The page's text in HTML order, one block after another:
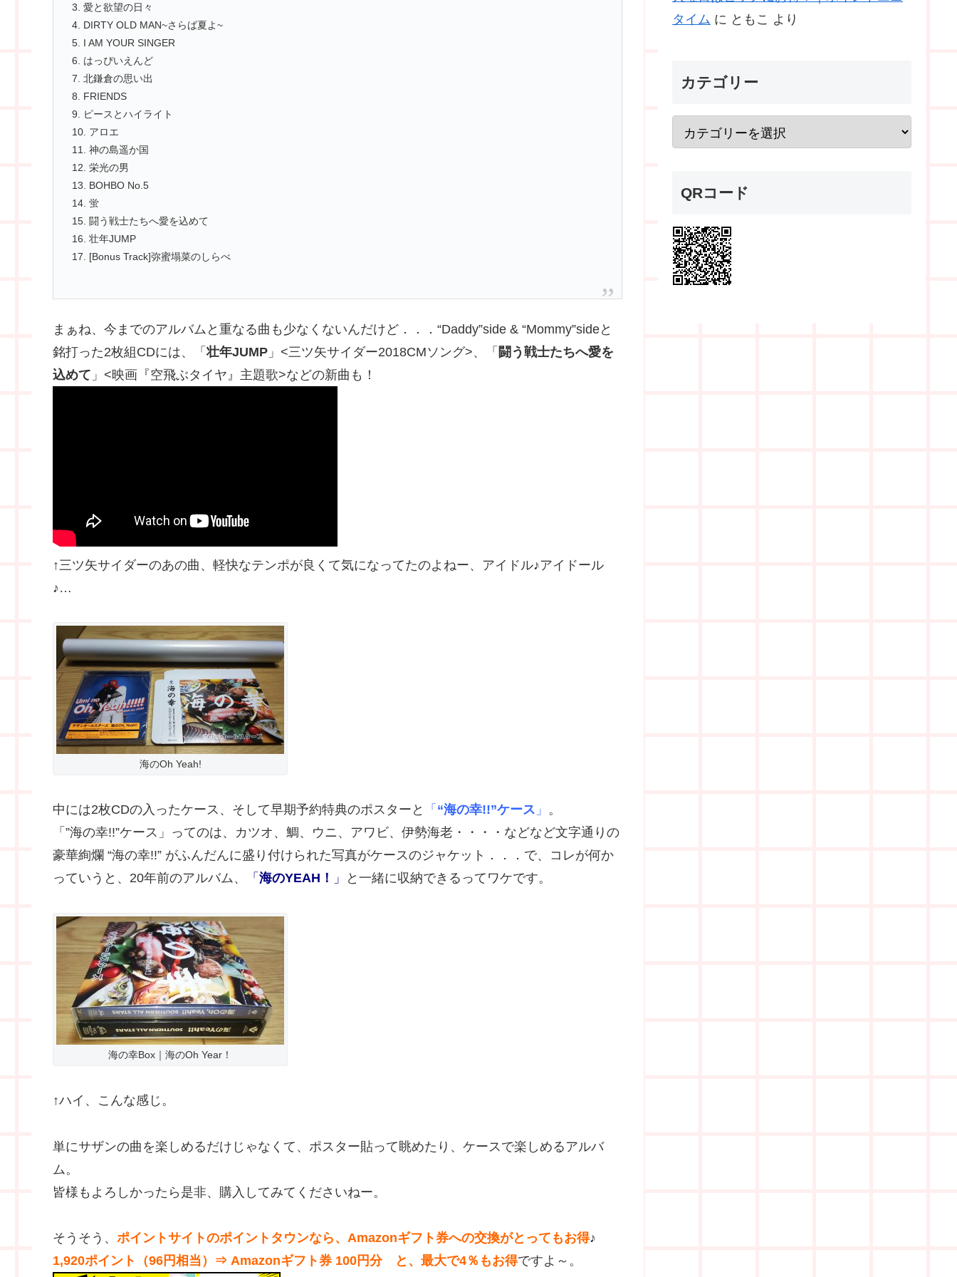
3. 愛と欲望の日々
4. DIRTY OLD MAN~さらば夏よ~
5. I AM YOUR SINGER
6. はっぴいえんど
7. 北鎌倉の思い出
8. FRIENDS
9. ピースとハイライト
10. アロエ
11. 神の島遥か国
12. 栄光の男
13. BOHBO No.5
14. 蛍
15. 闘う戦士たちへ愛を込めて
16. 壮年JUMP
17. [Bonus Track]弥蜜塌菜のしらべ
まぁね、今までのアルバムと重なる曲も少なくないんだけど．．．“Daddy”side & “Mommy”sideと
銘打った2枚組CDには、「壮年JUMP 」<三ツ矢サイダー2018CMソング>、「 闘う戦士たちへ愛を
込めて 」<映画『空飛ぶタイヤ』主題歌>などの新曲も！
↑三ツ矢サイダーのあの曲、軽快なテンポが良くて気になってたのよねー、アイドル♪アイドール
♪…
海のOh Yeah!
中には2枚CDの入ったケース、そして早期予約特典のポスターと 「 “海の幸!!”ケース 」 。
「”海の幸!!”ケース」ってのは、カツオ、鯛、ウニ、アワビ、伊勢海老・・・・などなど文字通りの
豪華絢爛 “海の幸!!” がふんだんに盛り付けられた写真がケースのジャケット．．．で、コレが何か
っていうと、20年前のアルバム、
「 海のYEAH！ 」 と一緒に収納できるってワケです。
海の幸Box｜海のOh Year！
↑ハイ、こんな感じ。
単にサザンの曲を楽しめるだけじゃなくて、ポスター貼って眺めたり、ケースで楽しめるアルバ
ム。
皆様もよろしかったら是非、購入してみてくださいねー。
そうそう、 ポイントサイトのポイントタウンなら、Amazonギフト券への交換がとってもお得♪
1,920ポイント（96円相当）⇒ Amazonギフト券 100円分 と、最大で4％もお得ですよ～。
タイム に ともこ より
カテゴリー
QRコード